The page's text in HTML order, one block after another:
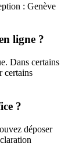
: Genève
ligne ?
Dans certains
certains
?
déposer